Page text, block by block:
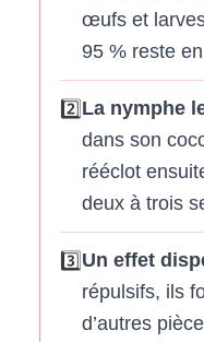
œufs et
95 % reste
2️⃣ La nymphe
dans son
rééclot
deux à trois
3️⃣ Un effet
répulsifs, ils
d’autres